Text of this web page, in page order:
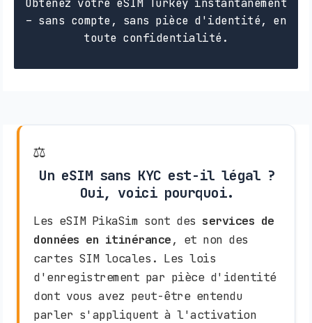
Obtenez votre eSIM Turkey instantanément
– sans compte, sans pièce d'identité, en
toute confidentialité.
⚖️
Un eSIM sans KYC est-il légal ?
Oui, voici pourquoi.
Les eSIM PikaSim sont des services de
données en itinérance, et non des
cartes SIM locales. Les lois
d'enregistrement par pièce d'identité
dont vous avez peut-être entendu
parler s'appliquent à l'activation